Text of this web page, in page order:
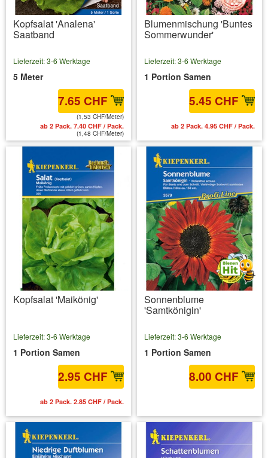
Kopfsalat 'Analena'
Saatband
Lieferzeit: 3-6 Werktage
5 Meter
7.65 CHF
(1,53 CHF/Meter)
ab 2 Pack. 7.40 CHF / Pack.
(1,48 CHF/Meter)
Blumenmischung 'Buntes
Sommerwunder'
Lieferzeit: 3-6 Werktage
1 Portion Samen
5.45 CHF
ab 2 Pack. 4.95 CHF / Pack.
Kopfsalat 'Maikönig'
Lieferzeit: 3-6 Werktage
1 Portion Samen
2.95 CHF
ab 2 Pack. 2.85 CHF / Pack.
Sonnenblume
'Samtkönigin'
Lieferzeit: 3-6 Werktage
1 Portion Samen
8.00 CHF